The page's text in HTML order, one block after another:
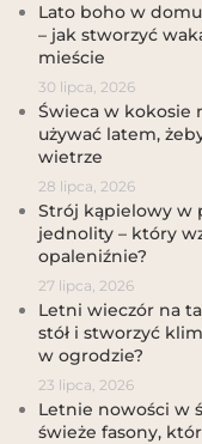
Lato boho w
– jak stworzyć
mieście
30 lipca, 2026
Świeca w kokosie
używać latem,
wietrze
28 lipca, 2026
Strój kąpielowy w
jednolity – który
opaleniźnie?
27 lipca, 2026
Letni wieczór na
stół i stworzyć
w ogrodzie?
23 lipca, 2026
Letnie nowości w
świeże fasony,